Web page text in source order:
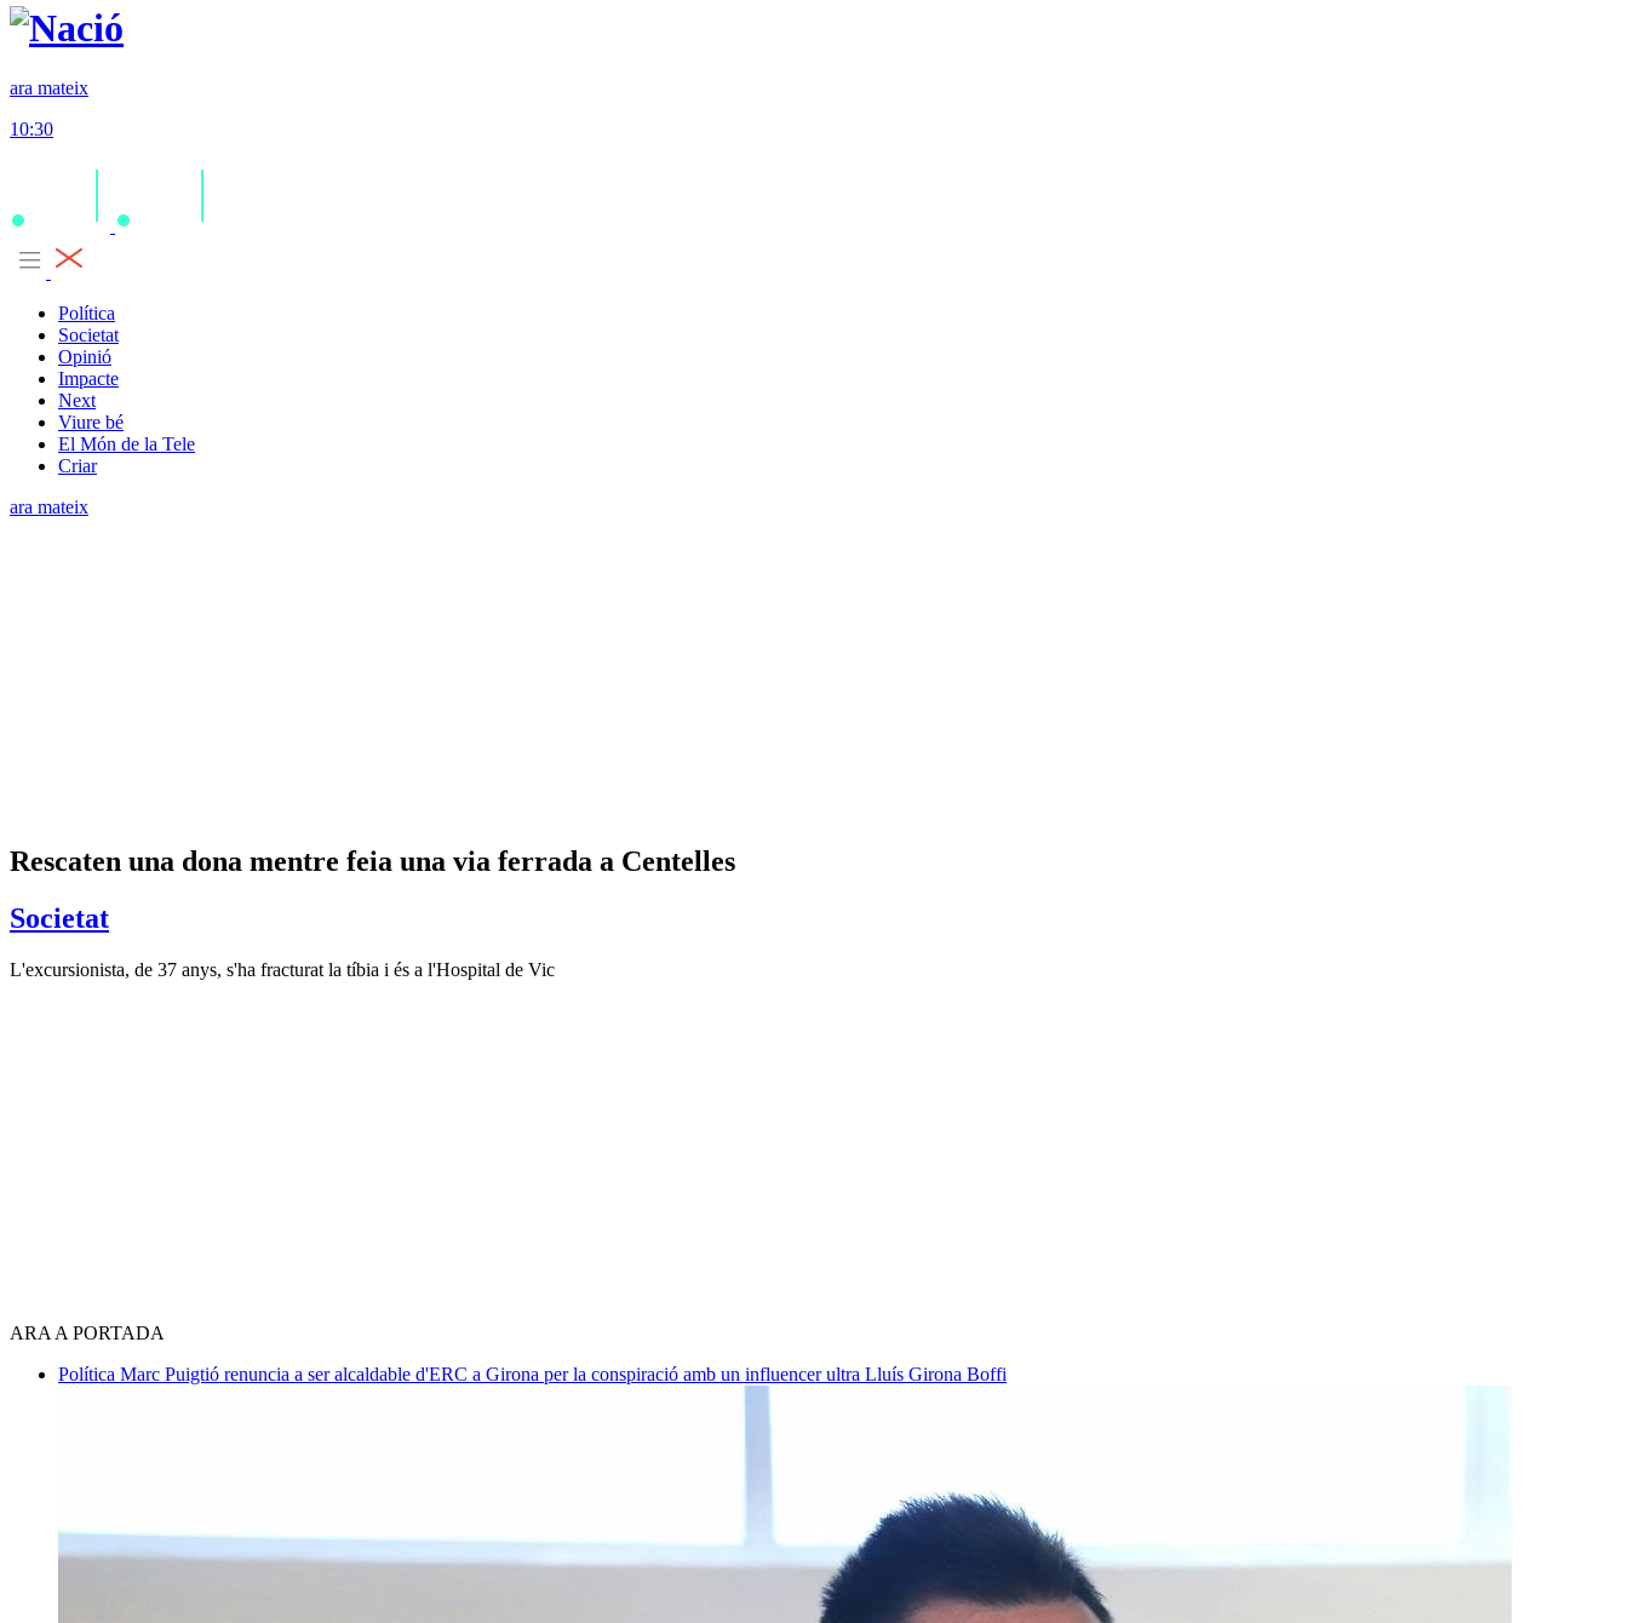
ara mateix
10:30
Política
Societat
Opinió
Impacte
Next
Viure bé
El Món de la Tele
Criar
ara mateix
Rescaten una dona mentre feia una via ferrada a Centelles
Societat
L'excursionista, de 37 anys, s'ha fracturat la tíbia i és a l'Hospital de Vic
ARA A PORTADA
Política Marc Puigtió renuncia a ser alcaldable d'ERC a Girona per la conspiració amb un influencer ultra Lluís Girona Boffi